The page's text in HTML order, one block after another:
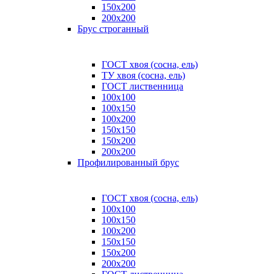
150x200
200x200
Брус строганный
ГОСТ хвоя (сосна, ель)
ТУ хвоя (сосна, ель)
ГОСТ лиственница
100х100
100х150
100х200
150х150
150х200
200х200
Профилированный брус
ГОСТ хвоя (сосна, ель)
100x100
100x150
100x200
150x150
150x200
200x200